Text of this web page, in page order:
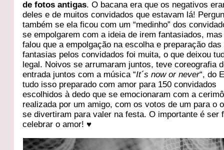
de fotos antigas. O bacana era que os negativos
deles e de muitos convidados que estavam lá!
também se ela ficou com um “medinho” dos
se empolgarem com a ideia de irem fantasiados,
falou que a empolgação na escolha e preparação das
fantasias pelos convidados foi muita, o que deixou
legal. Noivos se arrumaram juntos, teve coreografia
entrada juntos com a música “It´s now or never“, do
tudo isso preparado com amor para 150 convidados
escolhidos à dedo que se emocionaram com a
realizada por um amigo, com os votos de um para o
se divertiram para valer na festa. O importante é ser
celebrar o amor! ♥